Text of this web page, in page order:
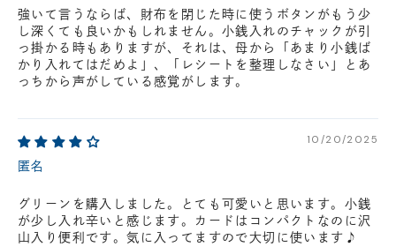
強いて言うならば、財布を閉じた時に使うボタンがもう少
し深くても良いかもしれません。小銭入れのチャックが引
っ掛かる時もありますが、それは、母から「あまり小銭ば
かり入れてはだめよ」、「レシートを整理しなさい」とあ
っちから声がしている感覚がします。
10/20/2025
匿名
グリーンを購入しました。とても可愛いと思います。小銭
が少し入れ辛いと感じます。カードはコンパクトなのに沢
山入り便利です。気に入ってますので大切に使います♪